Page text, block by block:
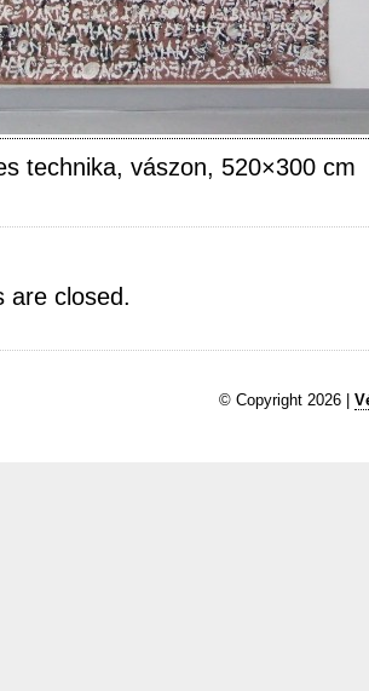
technika, vászon, 520×300 cm
are closed.
© Copyright 2026 |